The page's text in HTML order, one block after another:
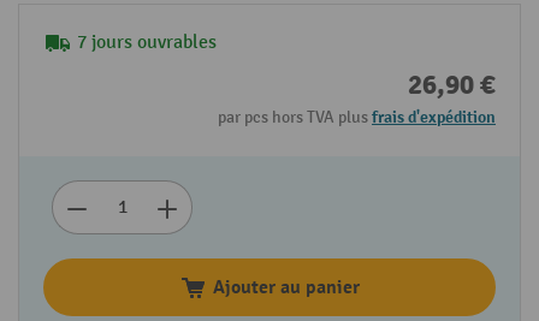
7 jours ouvrables
26,90 €
par pcs hors TVA plusfrais d'expédition
Ajouter au panier